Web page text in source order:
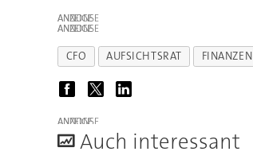
ANZEIGE
ANZEIGE
CFO AUFSICHTSRAT FINANZEN
ANZEIGE
Auch interessant